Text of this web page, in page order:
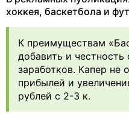
хоккея, баскетбола и
К преимуществам
добавить и
заработков. Капер не
прибылей и
рублей с 2-3 к.